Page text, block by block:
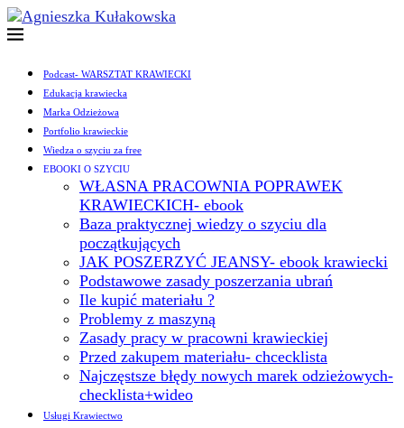
Podcast- WARSZTAT KRAWIECKI
Edukacja krawiecka
Marka Odzieżowa
Portfolio krawieckie
Wiedza o szyciu za free
EBOOKI O SZYCIU
WŁASNA PRACOWNIA POPRAWEK
KRAWIECKICH- ebook
Baza praktycznej wiedzy o szyciu dla
początkujących
JAK POSZERZYĆ JEANSY- ebook krawiecki
Podstawowe zasady poszerzania ubrań
Ile kupić materiału ?
Problemy z maszyną
Zasady pracy w pracowni krawieckiej
Przed zakupem materiału- chcecklista
Najczęstsze błędy nowych marek odzieżowych-
checklista+wideo
Usługi Krawiectwo